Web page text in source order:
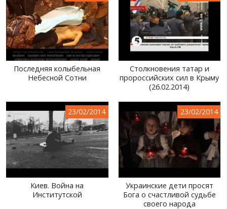
Последняя колыбельная
Небесной Сотни
Столкновения татар и
пророссийских сил в Крыму
(26.02.2014)
23/02/2014
Киев. Война на
Институтской
23/02/2014
Украинские дети просят
Бога о счастливой судьбе
своего народа